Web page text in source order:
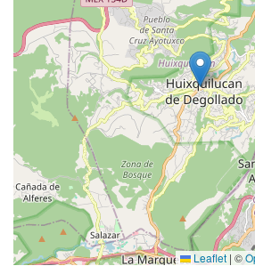
Leaflet | ©